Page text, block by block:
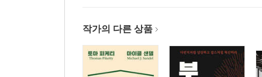
참고문헌
찾아보기
작가의 다른 상품